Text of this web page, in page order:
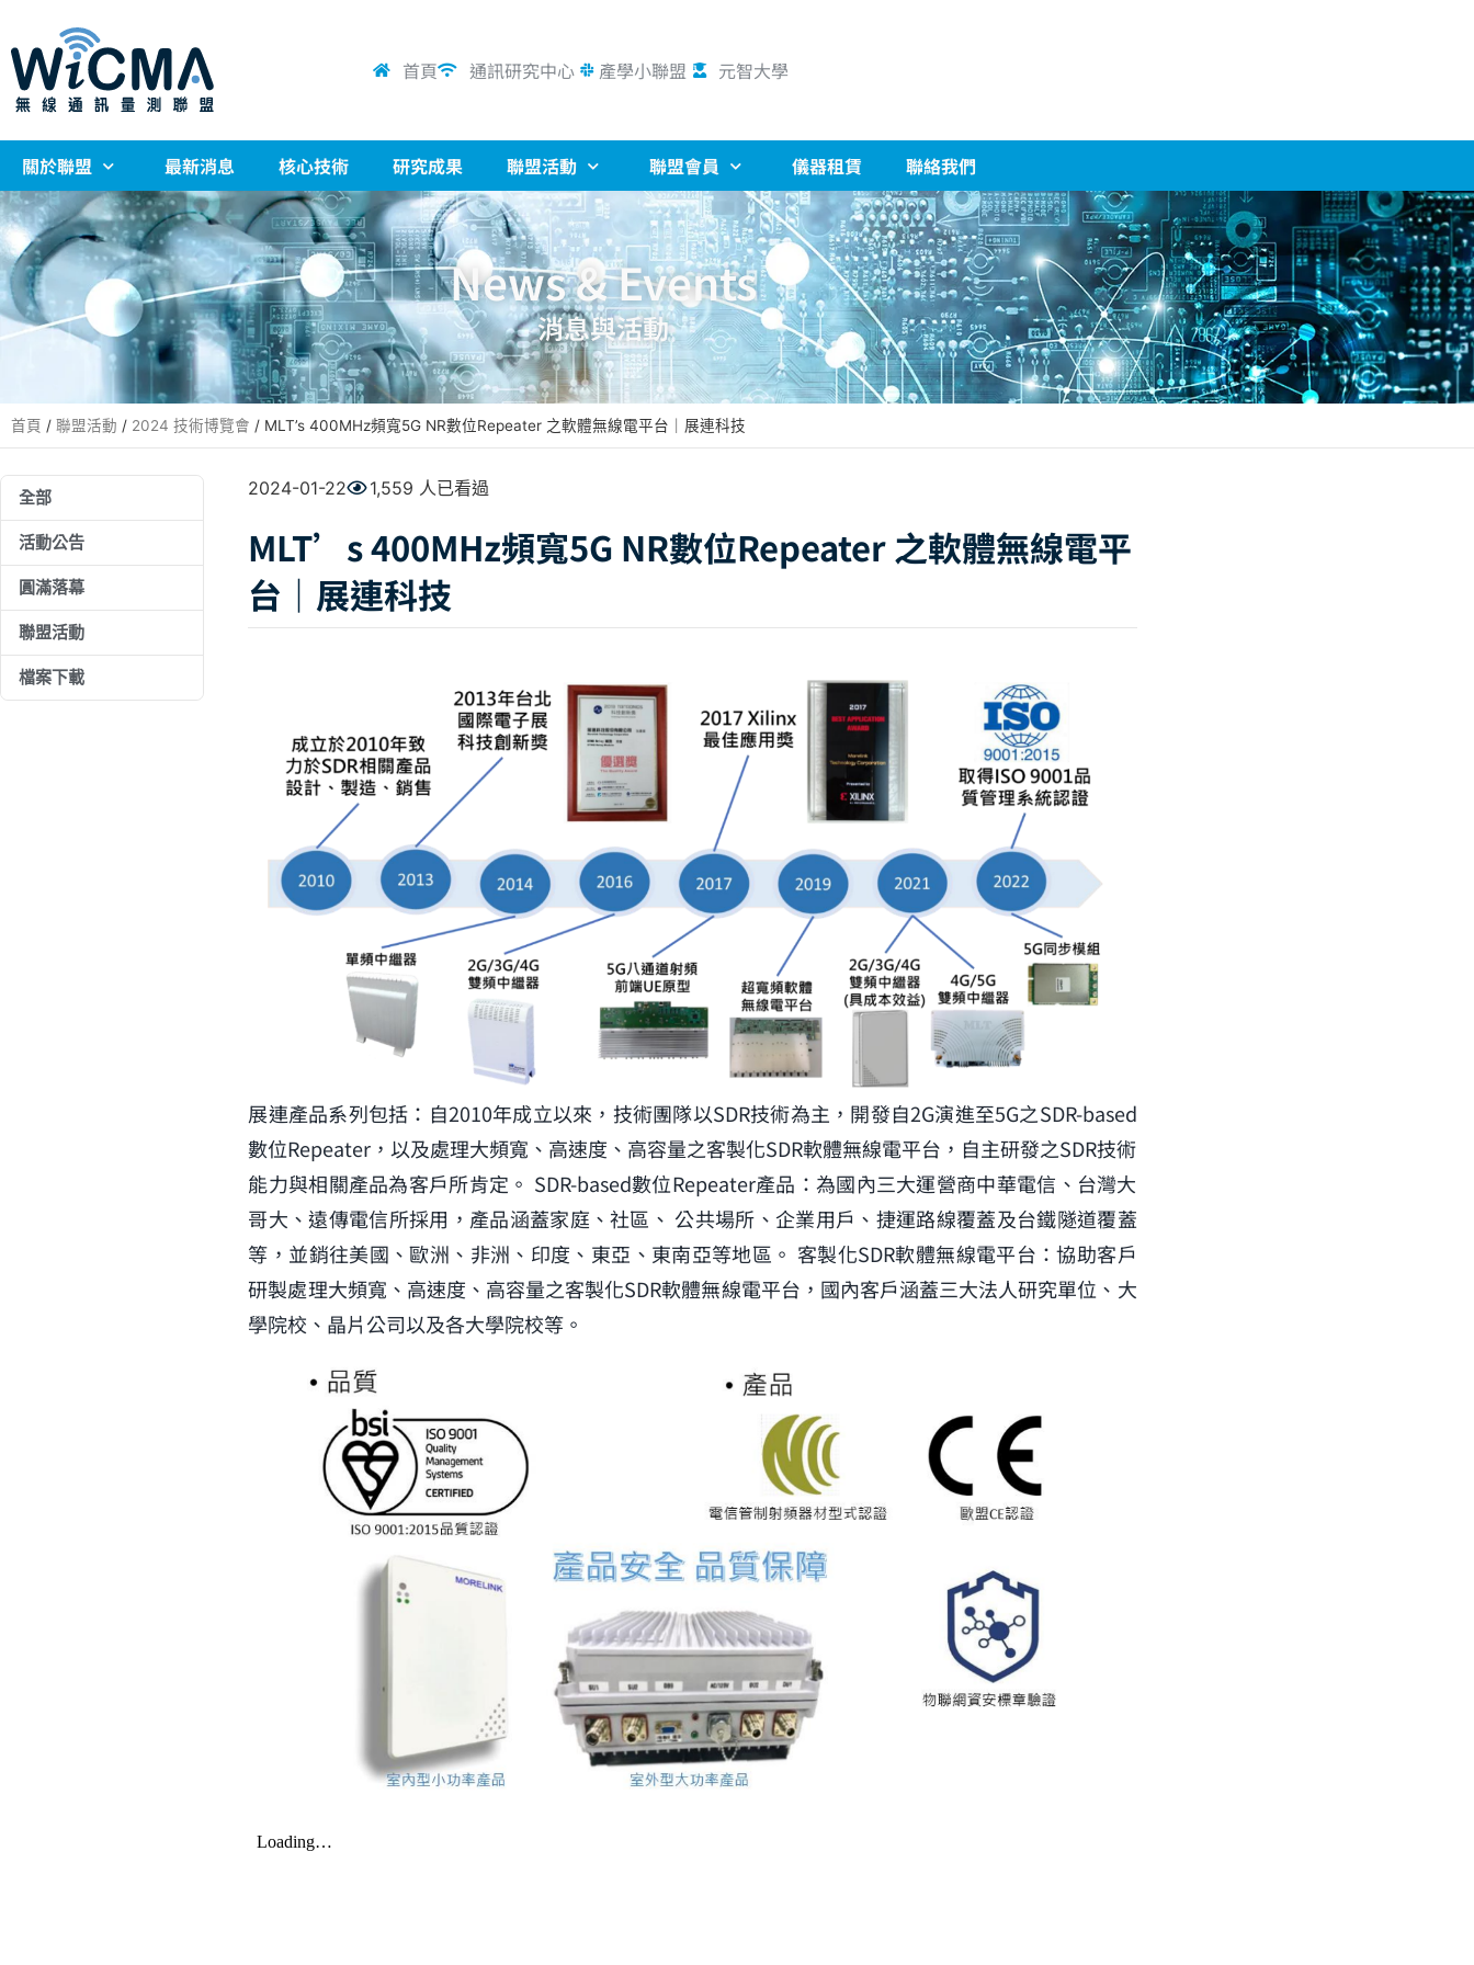
首頁 通訊研究中心 產學小聯盟 元智大學
關於聯盟 最新消息 核心技術 研究成果 聯盟活動 聯盟會員 儀器租賃 聯絡我們
News & Events
消息與活動
首頁 / 聯盟活動 / 2024 技術博覽會 / MLT’s 400MHz頻寬5G NR數位Repeater 之軟體無線電平台｜展連科技
全部
活動公告
圓滿落幕
聯盟活動
檔案下載
2024-01-22 1,559 人已看過
MLT’s 400MHz頻寬5G NR數位Repeater 之軟體無線電平
台｜展連科技
展連產品系列包括：自2010年成立以來，技術團隊以SDR技術為主，開發自2G演進至5G之SDR-based
數位Repeater，以及處理大頻寬、高速度、高容量之客製化SDR軟體無線電平台，自主研發之SDR技術
能力與相關產品為客戶所肯定。 SDR-based數位Repeater產品：為國內三大運營商中華電信、台灣大
哥大、遠傳電信所採用，產品涵蓋家庭、社區、 公共場所、企業用戶、捷運路線覆蓋及台鐵隧道覆蓋
等，並銷往美國、歐洲、非洲、印度、東亞、東南亞等地區。 客製化SDR軟體無線電平台：協助客戶
研製處理大頻寬、高速度、高容量之客製化SDR軟體無線電平台，國內客戶涵蓋三大法人研究單位、大
學院校、晶片公司以及各大學院校等。